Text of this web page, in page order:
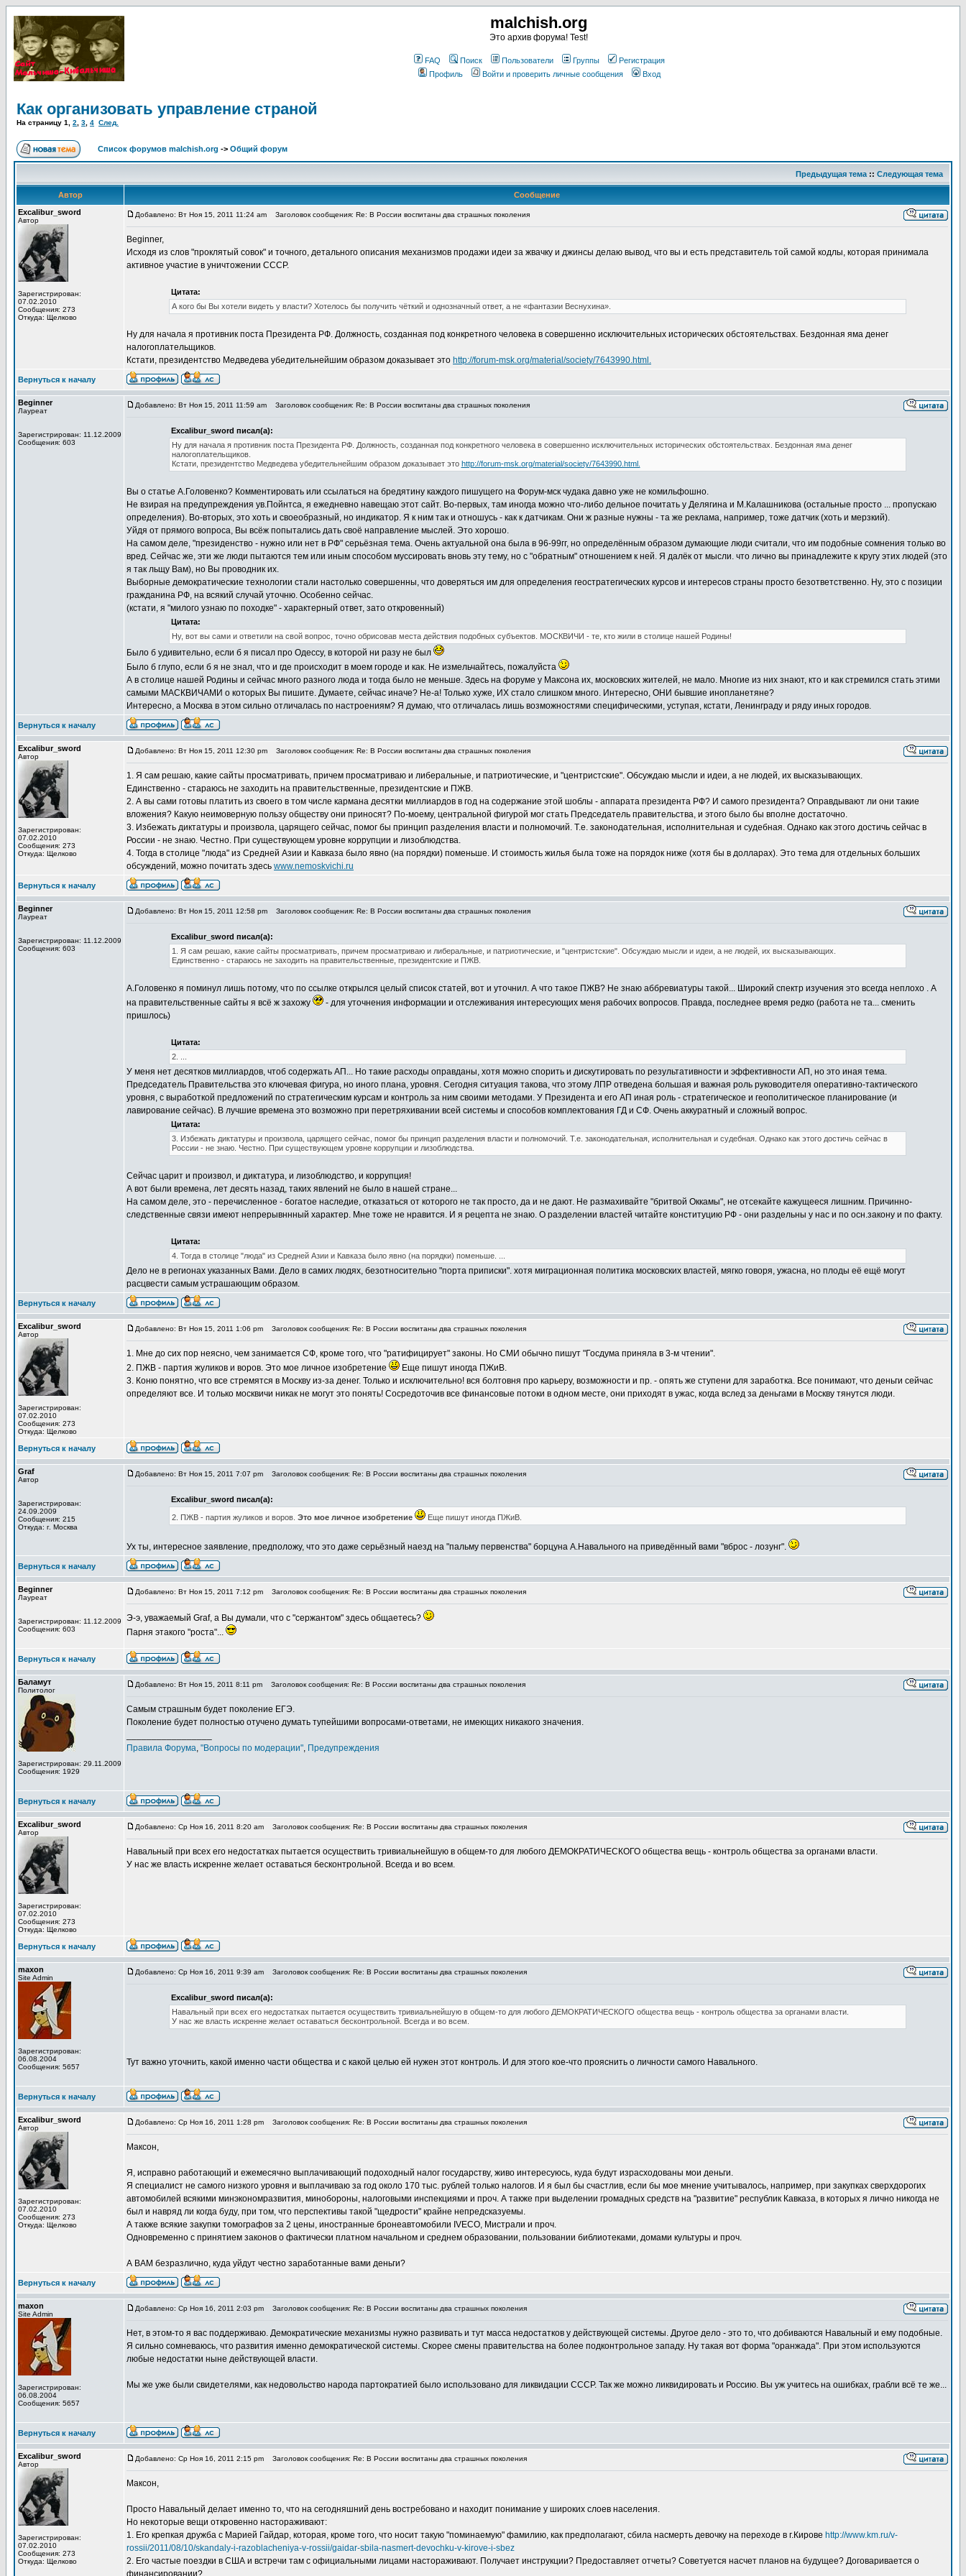
malchish.org
Это архив форума! Test!
FAQ Поиск Пользователи Группы
Регистрация
Профиль
Войти и проверить личные сообщения Вход
Как организовать управление страной
На страницу 1 2 3 4 След.
Список форумов malchish.org -> Общий форум
Предыдущая тема :: Следующая тема
Автор
Сообщение
Excalibur_sword
Автор
Зарегистрирован:
07.02.2010
Сообщения: 273
Откуда: Щелково
Добавлено: Вт Ноя 15, 2011 11:24 am Заголовок сообщения: Re: В России воспитаны два страшных поколения
Beginner,
Исходя из слов "проклятый совок" и точного, детального описания механизмов продажи идеи за жвачку и джинсы делаю вывод, что вы и есть представитель той самой кодлы, которая принимала
активное участие в уничтожении СССР.
Цитата:
А кого бы Вы хотели видеть у власти? Хотелось бы получить чёткий и однозначный ответ, а не «фантазии Веснухина».
Ну для начала я противник поста Президента РФ. Должность, созданная под конкретного человека в совершенно исключительных исторических обстоятельствах. Бездонная яма денег
налогоплательщиков.
Кстати, президентство Медведева убедительнейшим образом доказывает это http://forum-msk.org/material/society/7643990.html.
Вернуться к началу
Beginner
Лауреат
Зарегистрирован: 11.12.2009
Сообщения: 603
Добавлено: Вт Ноя 15, 2011 11:59 am Заголовок сообщения: Re: В России воспитаны два страшных поколения
Excalibur_sword писал(а):
Ну для начала я противник поста Президента РФ. Должность, созданная под конкретного человека в совершенно исключительных исторических обстоятельствах. Бездонная яма денег
налогоплательщиков.
Кстати, президентство Медведева убедительнейшим образом доказывает это http://forum-msk.org/material/society/7643990.html.
Вы о статье А.Головенко? Комментировать или ссылаться на бредятину каждого пишущего на Форум-мск чудака давно уже не комильфошно.
Не взирая на предупреждения ув.Пойнтса, я ежедневно навещаю этот сайт. Во-первых, там иногда можно что-либо дельное почитать у Делягина и М.Калашникова (остальные просто ... пропускаю
определения). Во-вторых, это хоть и своеобразный, но индикатор. Я к ним так и отношусь - как к датчикам. Они ж разные нужны - та же реклама, например, тоже датчик (хоть и мерзкий).
Уйдя от прямого вопроса, Вы всёж попытались дать своё направление мыслей. Это хорошо.
На самом деле, "президенство - нужно или нет в РФ" серьёзная тема. Очень актуальной она была в 96-99гг, но определённым образом думающие люди считали, что им подобные сомнения только во
вред. Сейчас же, эти же люди пытаются тем или иным способом муссировать вновь эту тему, но с "обратным" отношением к ней. Я далёк от мысли. что лично вы принадлежите к кругу этих людей (это
я так льщу Вам), но Вы проводник их.
Выборные демократические технологии стали настолько совершенны, что доверяться им для определения геостратегических курсов и интересов страны просто безответственно. Ну, это с позиции
гражданина РФ, на всякий случай уточню. Особенно сейчас.
(кстати, я "милого узнаю по походке" - характерный ответ, зато откровенный)
Цитата:
Ну, вот вы сами и ответили на свой вопрос, точно обрисовав места действия подобных субъектов. МОСКВИЧИ - те, кто жили в столице нашей Родины!
Было б удивительно, если б я писал про Одессу, в которой ни разу не был
Было б глупо, если б я не знал, что и где происходит в моем городе и как. Не измельчайтесь, пожалуйста
А в столице нашей Родины и сейчас много разного люда и тогда было не меньше. Здесь на форуме у Максона их, московских жителей, не мало. Многие из них знают, кто и как стремился стать этими
самыми МАСКВИЧАМИ о которых Вы пишите. Думаете, сейчас иначе? Не-а! Только хуже, ИХ стало слишком много. Интересно, ОНИ бывшие инопланетяне?
Интересно, а Москва в этом сильно отличалась по настроениям? Я думаю, что отличалась лишь возможностями специфическими, уступая, кстати, Ленинграду и ряду иных городов.
Вернуться к началу
Excalibur_sword
Автор
Зарегистрирован:
07.02.2010
Сообщения: 273
Откуда: Щелково
Добавлено: Вт Ноя 15, 2011 12:30 pm Заголовок сообщения: Re: В России воспитаны два страшных поколения
1. Я сам решаю, какие сайты просматривать, причем просматриваю и либеральные, и патриотические, и "центристские". Обсуждаю мысли и идеи, а не людей, их высказывающих.
Единственно - стараюсь не заходить на правительственные, президентские и ПЖВ.
2. А вы сами готовы платить из своего в том числе кармана десятки миллиардов в год на содержание этой шоблы - аппарата президента РФ? И самого президента? Оправдывают ли они такие
вложения? Какую неимоверную пользу обществу они приносят? По-моему, центральной фигурой мог стать Председатель правительства, и этого было бы вполне достаточно.
3. Избежать диктатуры и произвола, царящего сейчас, помог бы принцип разделения власти и полномочий. Т.е. законодательная, исполнительная и судебная. Однако как этого достичь сейчас в
России - не знаю. Честно. При существующем уровне коррупции и лизоблюдства.
4. Тогда в столице "люда" из Средней Азии и Кавказа было явно (на порядки) поменьше. И стоимость жилья была тоже на порядок ниже (хотя бы в долларах). Это тема для отдельных больших
обсуждений, можно почитать здесь www.nemoskvichi.ru
Вернуться к началу
Beginner
Лауреат
Зарегистрирован: 11.12.2009
Сообщения: 603
Добавлено: Вт Ноя 15, 2011 12:58 pm Заголовок сообщения: Re: В России воспитаны два страшных поколения
Excalibur_sword писал(а):
1. Я сам решаю, какие сайты просматривать, причем просматриваю и либеральные, и патриотические, и "центристские". Обсуждаю мысли и идеи, а не людей, их высказывающих.
Единственно - стараюсь не заходить на правительственные, президентские и ПЖВ.
А.Головенко я поминул лишь потому, что по ссылке открылся целый список статей, вот и уточнил. А что такое ПЖВ? Не знаю аббревиатуры такой... Широкий спектр изучения это всегда неплохо . А
на правительственные сайты я всё ж захожу
- для уточнения информации и отслеживания интересующих меня рабочих вопросов. Правда, последнее время редко (работа не та... сменить
пришлось)
Цитата:
2. ...
У меня нет десятков миллиардов, чтоб содержать АП... Но такие расходы оправданы, хотя можно спорить и дискутировать по результативности и эффективности АП, но это иная тема.
Председатель Правительства это ключевая фигура, но иного плана, уровня. Сегодня ситуация такова, что этому ЛПР отведена большая и важная роль руководителя оперативно-тактического
уровня, с выработкой предложений по стратегическим курсам и контроль за ним своими методами. У Президента и его АП иная роль - стратегическое и геополитическое планирование (и
лавирование сейчас). В лучшие времена это возможно при перетряхивании всей системы и способов комплектования ГД и СФ. Очень аккуратный и сложный вопрос.
Цитата:
3. Избежать диктатуры и произвола, царящего сейчас, помог бы принцип разделения власти и полномочий. Т.е. законодательная, исполнительная и судебная. Однако как этого достичь сейчас в
России - не знаю. Честно. При существующем уровне коррупции и лизоблюдства.
Сейчас царит и произвол, и диктатура, и лизоблюдство, и коррупция!
А вот были времена, лет десять назад, таких явлений не было в нашей стране...
На самом деле, это - перечисленное - богатое наследие, отказаться от которого не так просто, да и не дают. Не размахивайте "бритвой Оккамы", не отсекайте кажущееся лишним. Причинно-
следственные связи имеют непрерывннный характер. Мне тоже не нравится. И я рецепта не знаю. О разделении властей читайте конституцию РФ - они раздельны у нас и по осн.закону и по факту.
Цитата:
4. Тогда в столице "люда" из Средней Азии и Кавказа было явно (на порядки) поменьше. ...
Дело не в регионах указанных Вами. Дело в самих людях, безотносительно "порта приписки". хотя миграционная политика московских властей, мягко говоря, ужасна, но плоды её ещё могут
расцвести самым устрашающим образом.
Вернуться к началу
Excalibur_sword
Автор
Зарегистрирован:
07.02.2010
Сообщения: 273
Откуда: Щелково
Добавлено: Вт Ноя 15, 2011 1:06 pm Заголовок сообщения: Re: В России воспитаны два страшных поколения
1. Мне до сих пор неясно, чем занимается СФ, кроме того, что "ратифицирует" законы. Но СМИ обычно пишут "Госдума приняла в 3-м чтении".
2. ПЖВ - партия жуликов и воров. Это мое личное изобретение
Еще пишут иногда ПЖиВ.
3. Коню понятно, что все стремятся в Москву из-за денег. Только и исключительно! вся болтовня про карьеру, возможности и пр. - опять же ступени для заработка. Все понимают, что деньги сейчас
определяют все. И только москвичи никак не могут это понять! Сосредоточив все финансовые потоки в одном месте, они приходят в ужас, когда вслед за деньгами в Москву тянутся люди.
Вернуться к началу
Graf
Автор
Зарегистрирован:
24.09.2009
Сообщения: 215
Откуда: г. Москва
Добавлено: Вт Ноя 15, 2011 7:07 pm Заголовок сообщения: Re: В России воспитаны два страшных поколения
Excalibur_sword писал(а):
2. ПЖВ - партия жуликов и воров. Это мое личное изобретение Еще пишут иногда ПЖиВ.
Ух ты, интересное заявление, предположу, что это даже серьёзный наезд на "пальму первенства" борцуна А.Навального на приведённый вами "вброс - лозунг".
Вернуться к началу
Beginner
Лауреат
Зарегистрирован: 11.12.2009
Сообщения: 603
Добавлено: Вт Ноя 15, 2011 7:12 pm Заголовок сообщения: Re: В России воспитаны два страшных поколения
Э-э, уважаемый Graf, а Вы думали, что с "сержантом" здесь общаетесь?
Парня этакого "роста"...
Вернуться к началу
Баламут
Политолог
Зарегистрирован: 29.11.2009
Сообщения: 1929
Добавлено: Вт Ноя 15, 2011 8:11 pm Заголовок сообщения: Re: В России воспитаны два страшных поколения
Самым страшным будет поколение ЕГЭ.
Поколение будет полностью отучено думать тупейшими вопросами-ответами, не имеющих никакого значения.
Правила Форума, "Вопросы по модерации", Предупреждения
Вернуться к началу
Excalibur_sword
Автор
Зарегистрирован:
07.02.2010
Сообщения: 273
Откуда: Щелково
Добавлено: Ср Ноя 16, 2011 8:20 am Заголовок сообщения: Re: В России воспитаны два страшных поколения
Навальный при всех его недостатках пытается осуществить тривиальнейшую в общем-то для любого ДЕМОКРАТИЧЕСКОГО общества вещь - контроль общества за органами власти.
У нас же власть искренне желает оставаться бесконтрольной. Всегда и во всем.
Вернуться к началу
maxon
Site Admin
Зарегистрирован:
06.08.2004
Сообщения: 5657
Добавлено: Ср Ноя 16, 2011 9:39 am Заголовок сообщения: Re: В России воспитаны два страшных поколения
Excalibur_sword писал(а):
Навальный при всех его недостатках пытается осуществить тривиальнейшую в общем-то для любого ДЕМОКРАТИЧЕСКОГО общества вещь - контроль общества за органами власти.
У нас же власть искренне желает оставаться бесконтрольной. Всегда и во всем.
Тут важно уточнить, какой именно части общества и с какой целью ей нужен этот контроль. И для этого кое-что прояснить о личности самого Навального.
Вернуться к началу
Excalibur_sword
Автор
Зарегистрирован:
07.02.2010
Сообщения: 273
Откуда: Щелково
Добавлено: Ср Ноя 16, 2011 1:28 pm Заголовок сообщения: Re: В России воспитаны два страшных поколения
Максон,
Я, исправно работающий и ежемесячно выплачивающий подоходный налог государству, живо интересуюсь, куда будут израсходованы мои деньги.
Я специалист не самого низкого уровня и выплачиваю за год около 170 тыс. рублей только налогов. И я был бы счастлив, если бы мое мнение учитывалось, например, при закупках сверхдорогих
автомобилей всякими минэкономразвития, минобороны, налоговыми инспекциями и проч. А также при выделении громадных средств на "развитие" республик Кавказа, в которых я лично никогда не
был и навряд ли когда буду, при том, что перспективы такой "щедрости" крайне непредсказуемы.
А также всякие закупки томографов за 2 цены, иностранные бронеавтомобили IVECO, Мистрали и проч.
Одновременно с принятием законов о фактически платном начальном и среднем образовании, пользовании библиотеками, домами культуры и проч.
А ВАМ безразлично, куда уйдут честно заработанные вами деньги?
Вернуться к началу
maxon
Site Admin
Зарегистрирован:
06.08.2004
Сообщения: 5657
Добавлено: Ср Ноя 16, 2011 2:03 pm Заголовок сообщения: Re: В России воспитаны два страшных поколения
Нет, в этом-то я вас поддерживаю. Демократические механизмы нужно развивать и тут масса недостатков у действующей системы. Другое дело - это то, что добиваются Навальный и ему подобные.
Я сильно сомневаюсь, что развития именно демократической системы. Скорее смены правительства на более подконтрольное западу. Ну такая вот форма "оранжада". При этом используются
любые недостатки ныне действующей власти.
Мы же уже были свидетелями, как недовольство народа партократией было использовано для ликвидации СССР. Так же можно ликвидировать и Россию. Вы уж учитесь на ошибках, грабли всё те же...
Вернуться к началу
Excalibur_sword
Автор
Зарегистрирован:
07.02.2010
Сообщения: 273
Откуда: Щелково
Добавлено: Ср Ноя 16, 2011 2:15 pm Заголовок сообщения: Re: В России воспитаны два страшных поколения
Максон,
Просто Навальный делает именно то, что на сегодняшний день востребовано и находит понимание у широких слоев населения.
Но некоторые вещи откровенно настораживают:
1. Его крепкая дружба с Марией Гайдар, которая, кроме того, что носит такую "поминаемую" фамилию, как предполагают, сбила насмерть девочку на переходе в г.Кирове http://www.km.ru/v-
rossii/2011/08/10/skandaly-i-razoblacheniya-v-rossii/gaidar-sbila-nasmert-devochku-v-kirove-i-sbez
2. Его частые поездки в США и встречи там с официальными лицами настораживают. Получает инструкции? Предоставляет отчеты? Советуется насчет планов на будущее? Договаривается о
финансировании?